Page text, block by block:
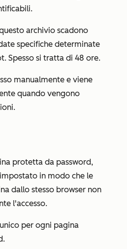
archivio scadono
specifiche determinate
Spesso si tratta di 48 ore.
manualmente e viene
quando vengono
protetta da password,
in modo che le
dallo stesso browser non
l'accesso.
per ogni pagina